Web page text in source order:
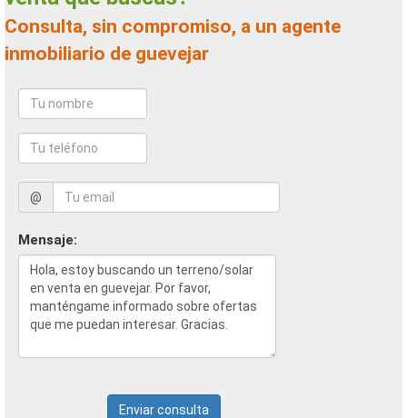
Consulta, sin compromiso, a un agente
inmobiliario de guevejar
@
Mensaje:
Enviar consulta